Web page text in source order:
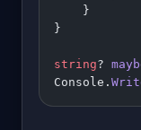
    }
}
string?
Console.